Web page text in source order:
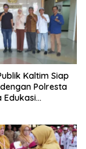
Kaltim Siap
Polresta
Edukasi